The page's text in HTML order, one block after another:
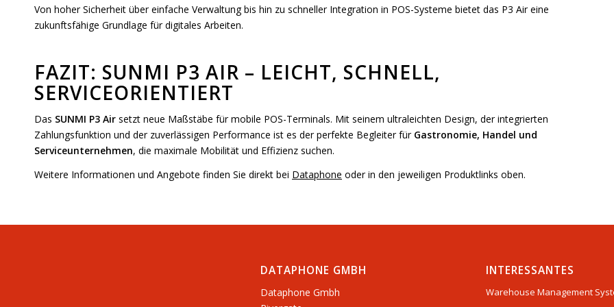
Von hoher Sicherheit über einfache Verwaltung bis hin zu schneller Integration in POS-Systeme bietet das P3 Air eine
zukunftsfähige Grundlage für digitales Arbeiten.
FAZIT: SUNMI P3 AIR – LEICHT, SCHNELL,
SERVICEORIENTIERT
Das SUNMI P3 Air setzt neue Maßstäbe für mobile POS-Terminals. Mit seinem ultraleichten Design, der integrierten
Zahlungsfunktion und der zuverlässigen Performance ist es der perfekte Begleiter für Gastronomie, Handel und
Serviceunternehmen, die maximale Mobilität und Effizienz suchen.
Weitere Informationen und Angebote finden Sie direkt bei Dataphone oder in den jeweiligen Produktlinks oben.
DATAPHONE GMBH
Dataphone Gmbh
INTERESSANTES
Warehouse Management